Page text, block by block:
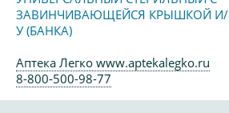
ЗАВИНЧИВАЮЩЕЙСЯ КРЫШКОЙ И/
У (БАНКА)
Аптека Легко www.aptekalegko.ru
8-800-500-98-77